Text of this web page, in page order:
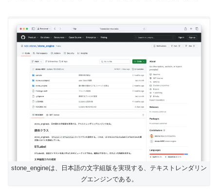
stone_engineは、日本語の文字組版を実現する、テキストレンダリン
グエンジンである。